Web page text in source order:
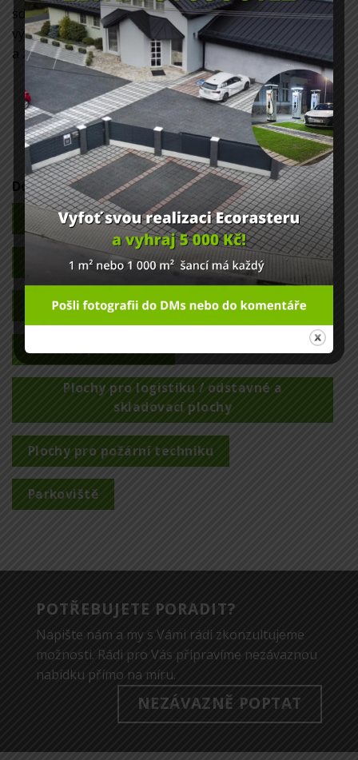
sdružení organizací, které se zabývají testováním
výrobků všeho druhu, za účelem ochrany lidí
a životního prostředí proti různým nebezpečím.
Doporučeno pro
Zvláštní účely
Jezdectví
Lesnictví a zemědělství
Dům a zahradu Příjezdy a cesty
Ochranu proti erozi
Plochy pro logistiku / odstavné a
skladovací plochy
Plochy pro požární techniku
Parkoviště
POTŘEBUJETE PORADIT?
Napište nám a my s Vámi rádi zkonzultujeme
možnosti. Rádi pro Vás připravíme nezávaznou
nabídku přímo na míru.
NEZÁVAZNĚ POPTAT